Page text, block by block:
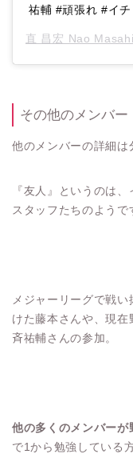
祐輔 #頑張れ #イ
直 昌宏 Nao
その他のメンバー
他のメンバーの詳細は
『友人』というのは
スタッフたちのようで
メジャーリーグで戦
けた藤本さんや、現
斉祐輔さんの参加。
他の多くのメンバーが
で1から勉強している